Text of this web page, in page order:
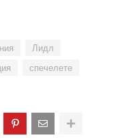
Лидл
спечелете